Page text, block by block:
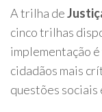
A trilha de
cinco trilhas
implementação
cidadãos mais
questões sociais